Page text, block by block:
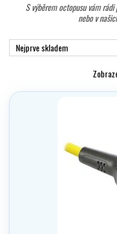
S výběrem octopusu vám
nebo v
Nejprve skladem